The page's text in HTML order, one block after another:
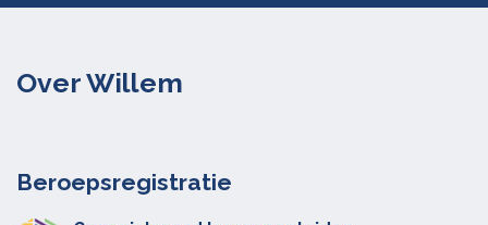
Over Willem
Beroepsregistratie